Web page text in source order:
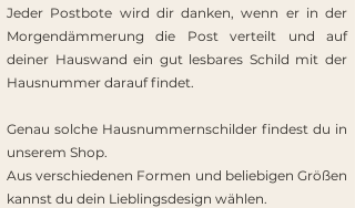
Jeder Postbote wird dir danken, wenn er in der
Morgendämmerung die Post verteilt und auf
deiner Hauswand ein gut lesbares Schild mit der
Hausnummer darauf findet.
Genau solche Hausnummernschilder findest du in
unserem Shop.
Aus verschiedenen Formen und beliebigen Größen
kannst du dein Lieblingsdesign wählen.